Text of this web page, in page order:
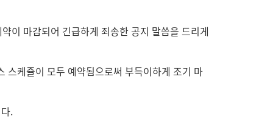
이 마감되어 긴급하게 죄송한 공지 말씀을 드리게
케쥴이 모두 예약됨으로써 부득이하게 조기 마
.